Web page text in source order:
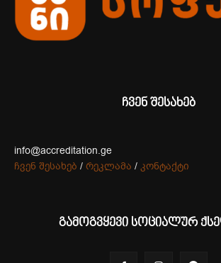
ჩვენ შესახებ
info@accreditation.ge
ჩვენ შესახებ / რეკლამა / კონტაქტი
გამოგვყევი სოციალურ